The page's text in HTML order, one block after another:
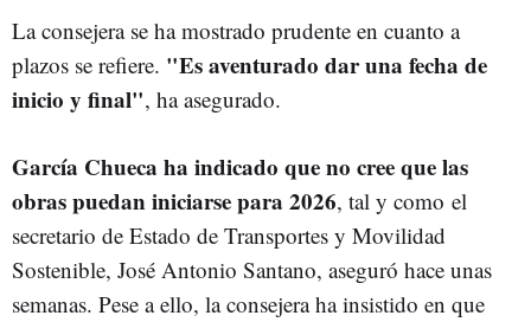
La consejera se ha mostrado prudente en cuanto a
plazos se refiere. "Es aventurado dar una fecha de
inicio y final", ha asegurado.
García Chueca ha indicado que no cree que las
obras puedan iniciarse para 2026, tal y como el
secretario de Estado de Transportes y Movilidad
Sostenible, José Antonio Santano, aseguró hace unas
semanas. Pese a ello, la consejera ha insistido en que